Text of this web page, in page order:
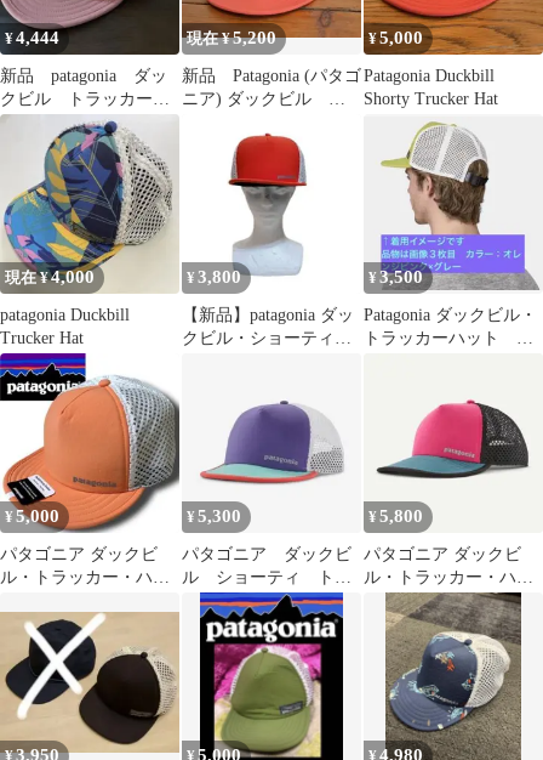
¥4,444
新品 patagonia ダッ
クビル トラッカーハ
ット
現在 ¥5,200
新品 Patagonia (パタゴ
ニア) ダックビル ト
¥5,000
Patagonia Duckbill
Shorty Trucker Hat
現在 ¥4,000
patagonia Duckbill
Trucker Hat
¥ 3,800
【新品】patagonia ダッ
クビル・ショーティ・
¥3,500
Patagonia ダックビル・
トラッカーハット カ
¥5,000
パタゴニア ダックビ
ル・トラッカー・ハッ
ホワイトオレンジ
¥5,300
パタゴニア ダックビ
ル ショーティ トラ
ッカー
¥5,800
パタゴニア ダックビ
ル・トラッカー・ハッ
ト 新品
¥3,950 ¥5,000 ¥4,980